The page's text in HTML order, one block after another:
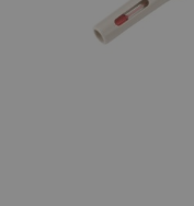
Testare si control lapte